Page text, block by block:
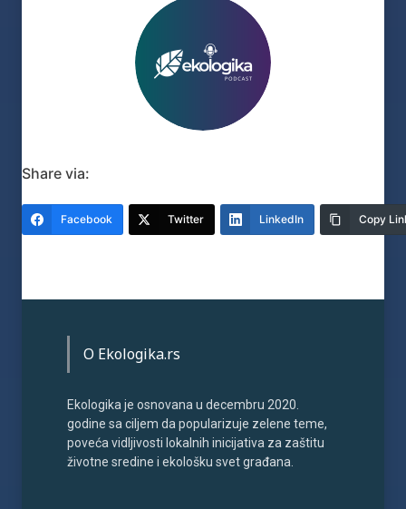
Share via:
Facebook Twitter LinkedIn Copy
O Ekologika.rs
Ekologika je osnovana u decembru 2020.
godine sa ciljem da popularizuje zelene teme,
poveća vidljivosti lokalnih inicijativa za zaštitu
životne sredine i ekološku svet građana.